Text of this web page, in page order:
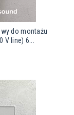
do montażu
V line) 6...